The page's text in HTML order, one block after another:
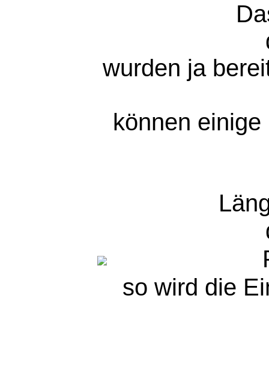
wurden ja
können
so wird die